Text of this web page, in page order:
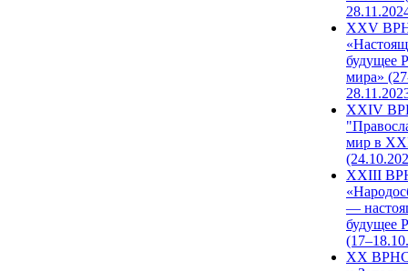
XXV
будущее
мира»
XXIV
мир в
XXIII
—
будущее
XX ВРНС